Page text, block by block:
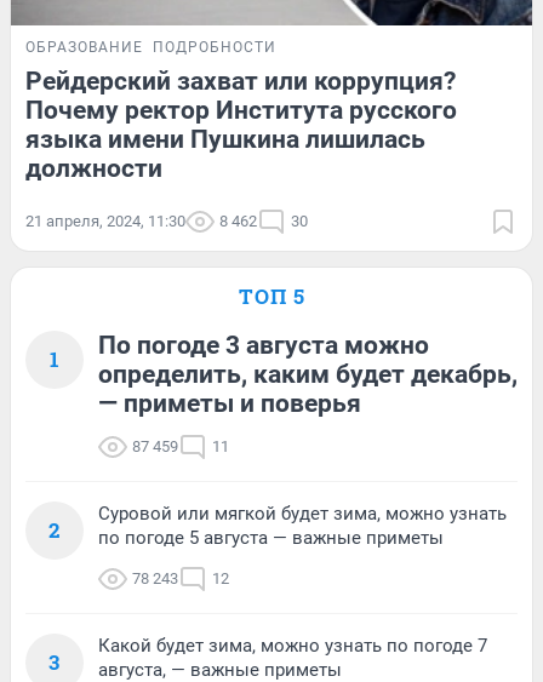
ОБРАЗОВАНИЕ ПОДРОБНОСТИ
Рейдерский захват или коррупция?
Почему ректор Института русского
языка имени Пушкина лишилась
должности
21 апреля, 2024, 11:30 8 462 30
ТОП 5
1
По погоде 3 августа можно
определить, каким будет декабрь,
— приметы и поверья
87 459 11
2
Суровой или мягкой будет зима, можно узнать
по погоде 5 августа — важные приметы
78 243 12
3
Какой будет зима, можно узнать по погоде 7
августа, — важные приметы